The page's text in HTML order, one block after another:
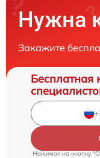
Нужна
Закажите
Бесплатная
Нажимая на кнопку